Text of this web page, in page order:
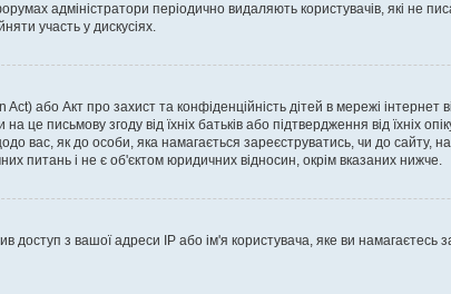
адміністратори періодично видаляють користувачів, які
участь у дискусіях.
або Акт про захист та конфіденційність дітей в мережі
це письмову згоду від їхніх батьків або підтвердження від їхніх
вас, як до особи, яка намагається зареєструватись, чи до
питань і не є об'єктом юридичних відносин, окрім вказаних нижче.
з вашої адреси IP або ім'я користувача, яке ви намагаєтесь